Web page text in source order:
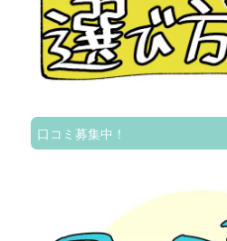
口コミ募集中！